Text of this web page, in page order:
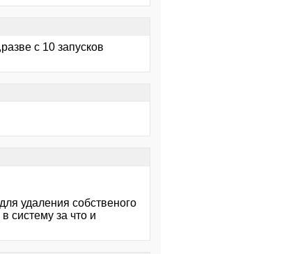
с 10 запусков
удаления собственого
систему за что и